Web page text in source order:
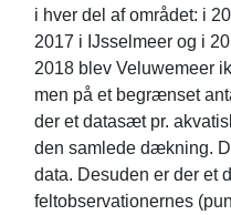
i hver del af området: i
2017 i IJsselmeer og i
2018 blev Veluwemeer
men på et begrænset
der et datasæt pr.
den samlede dækning.
data. Desuden er der et
feltobservationernes